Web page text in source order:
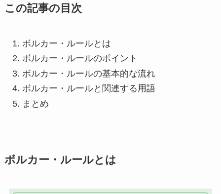
この記事の目次
ボルカー・ルールとは
ボルカー・ルールのポイント
ボルカー・ルールの基本的な流れ
ボルカー・ルールと関連する用語
まとめ
ボルカー・ルールとは